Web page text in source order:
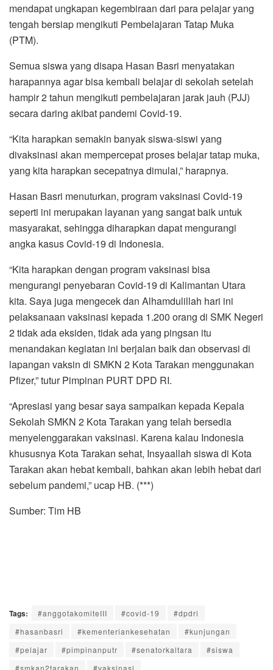
mendapat ungkapan kegembiraan dari para pelajar yang
tengah bersiap mengikuti Pembelajaran Tatap Muka
(PTM).
Semua siswa yang disapa Hasan Basri menyatakan
harapannya agar bisa kembali belajar di sekolah setelah
hampir 2 tahun mengikuti pembelajaran jarak jauh (PJJ)
secara daring akibat pandemi Covid-19.
“Kita harapkan semakin banyak siswa-siswi yang
divaksinasi akan mempercepat proses belajar tatap muka,
yang kita harapkan secepatnya dimulai,” harapnya.
Hasan Basri menuturkan, program vaksinasi Covid-19
seperti ini merupakan layanan yang sangat baik untuk
masyarakat, sehingga diharapkan dapat mengurangi
angka kasus Covid-19 di Indonesia.
“Kita harapkan dengan program vaksinasi bisa
mengurangi penyebaran Covid-19 di Kalimantan Utara
kita. Saya juga mengecek dan Alhamdulillah hari ini
pelaksanaan vaksinasi kepada 1.200 orang di SMK Negeri
2 tidak ada eksiden, tidak ada yang pingsan itu
menandakan kegiatan ini berjalan baik dan observasi di
lapangan vaksin di SMKN 2 Kota Tarakan menggunakan
Pfizer,” tutur Pimpinan PURT DPD RI.
“Apresiasi yang besar saya sampaikan kepada Kepala
Sekolah SMKN 2 Kota Tarakan yang telah bersedia
menyelenggarakan vaksinasi. Karena kalau Indonesia
khususnya Kota Tarakan sehat, Insyaallah siswa di Kota
Tarakan akan hebat kembali, bahkan akan lebih hebat dari
sebelum pandemi,” ucap HB. (***)
Sumber: Tim HB
Tags: #anggotakomiteIII #covid-19
#dpdri
#hasanbasri
#kementeriankesehatan
#kunjungan
#pelajar
#pimpinanputr #senatorkaltara
#siswa
#smkan2tarakan
#vaksinasi